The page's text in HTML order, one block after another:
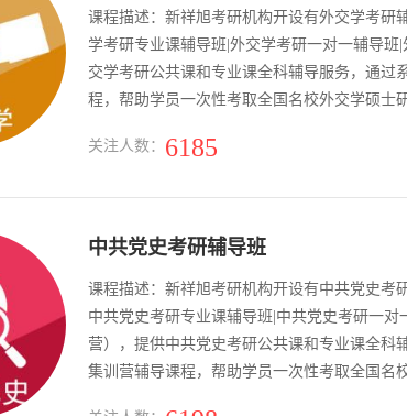
课程描述：新祥旭考研机构开设有外交学考研
学考研专业课辅导班|外交学考研一对一辅导班
交学考研公共课和专业课全科辅导服务，通过
程，帮助学员一次性考取全国名校外交学硕士
关注人数： 6185
中共党史考研辅导班
课程描述：新祥旭考研机构开设有中共党史考
中共党史考研专业课辅导班|中共党史考研一对
营），提供中共党史考研公共课和专业课全科
集训营辅导课程，帮助学员一次性考取全国名